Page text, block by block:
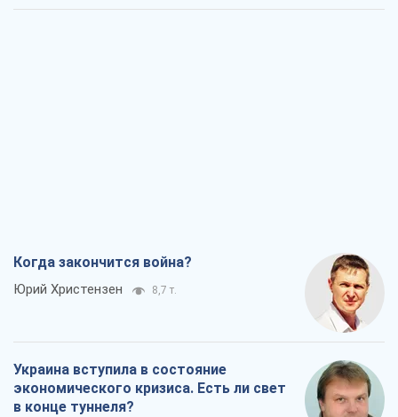
Когда закончится война?
Юрий Христензен 8,7 т.
Украина вступила в состояние
экономического кризиса. Есть ли свет
в конце туннеля?